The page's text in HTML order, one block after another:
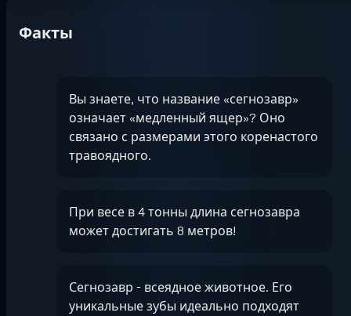
Факты
Вы знаете, что название «сегнозавр»
означает «медленный ящер»? Оно
связано с размерами этого коренастого
травоядного.
При весе в 4 тонны длина сегнозавра
может достигать 8 метров!
Сегнозавр - всеядное животное. Его
уникальные зубы идеально подходят